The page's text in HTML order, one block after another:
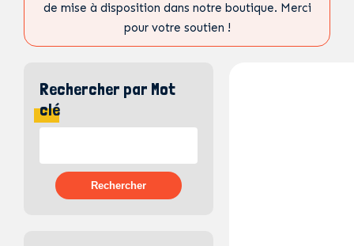
de mise à disposition dans notre boutique. Merci
pour votre soutien !
Rechercher par Mot
clé
Rechercher